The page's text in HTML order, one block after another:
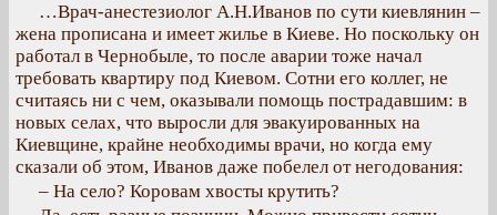
…Врач-анестезиолог А.Н.Иванов по сути киевлянин –
жена прописана и имеет жилье в Киеве. Но поскольку он
работал в Чернобыле, то после аварии тоже начал
требовать квартиру под Киевом. Сотни его коллег, не
считаясь ни с чем, оказывали помощь пострадавшим: в
новых селах, что выросли для эвакуированных на
Киевщине, крайне необходимы врачи, но когда ему
сказали об этом, Иванов даже побелел от негодования:
– На село? Коровам хвосты крутить?